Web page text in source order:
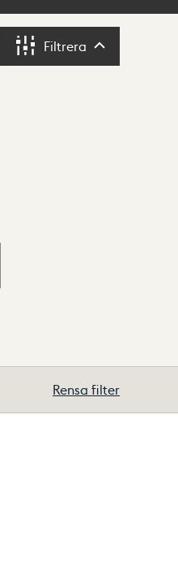
Filtrera Filtrera
Rensa filter